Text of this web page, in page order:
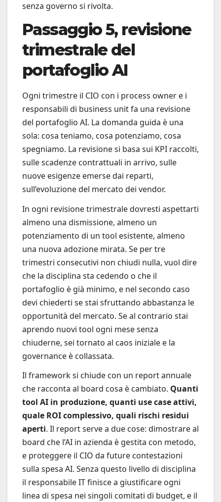
senza governo si rivolta.
Passaggio 5, revisione
trimestrale del
portafoglio AI
Ogni trimestre il CIO con i process owner e i
responsabili di business unit fa una revisione
del portafoglio AI. La domanda guida è una
sola: cosa teniamo, cosa potenziamo, cosa
spegniamo. La revisione si basa sui KPI raccolti,
sulle scadenze contrattuali in arrivo, sulle
nuove esigenze emerse dai reparti,
sull’evoluzione del mercato dei vendor.
In ogni revisione trimestrale dovresti aspettarti
almeno una dismissione, almeno un
potenziamento di un tool esistente, almeno
una nuova adozione mirata. Se per tre
trimestri consecutivi non chiudi nulla, vuol dire
che la disciplina sta cedendo o che il
portafoglio è già minimo, e nel secondo caso
devi chiederti se stai sfruttando abbastanza le
opportunità del mercato. Se al contrario stai
aprendo nuovi tool ogni mese senza
chiuderne, sei tornato al caos iniziale e la
governance è collassata.
Il framework si chiude con un report annuale
che racconta al board cosa è cambiato. Quanti
tool AI in produzione, quanti use case attivi,
quale ROI complessivo, quali rischi residui
aperti. Il report serve a due cose: dimostrare al
board che l’AI in azienda è gestita con metodo,
e proteggere il CIO da future contestazioni
sulla spesa AI. Senza questo livello di disciplina
il responsabile IT finisce a giustificare ogni
linea di spesa nei singoli comitati di budget, e il